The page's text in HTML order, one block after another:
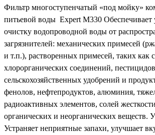
Фильтр многоступенчатый «под мойку»
питьевой воды Expert M330
очистку водопроводной воды от
загрязнителей: механических примесей
и т.п.), растворенных примесей, таких как
хлорорганических соединений,
сельскохозяйственных удобрений и
фенолов, нефтепродуктов, алюминия,
радиоактивных элементов, солей
органических и неорганических веществ.
Устраняет неприятные запахи, улучшает